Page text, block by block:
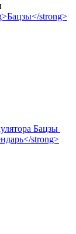
Бацзы